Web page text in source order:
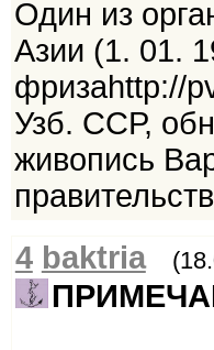
Один из
Азии (1. 01.
фризаhttp://
Узб. ССР,
живопись
4 baktria